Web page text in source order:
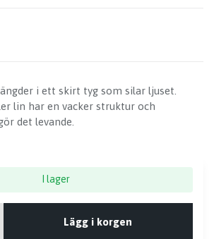
i ett skirt tyg som silar ljuset.
lin har en vacker struktur och
det levande.
I lager
Lägg i korgen